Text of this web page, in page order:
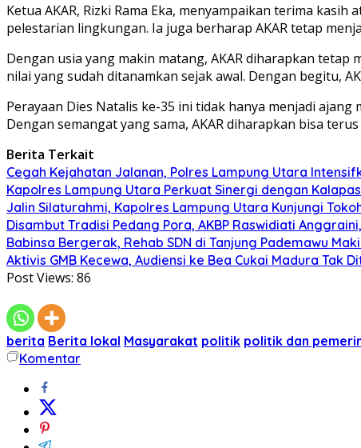
Ketua AKAR, Rizki Rama Eka, menyampaikan terima
pelestarian lingkungan. Ia juga berharap AKAR tetap
Dengan usia yang makin matang, AKAR diharapkan
nilai yang sudah ditanamkan sejak awal. Dengan begitu,
Perayaan Dies Natalis ke-35 ini tidak hanya menjadi
Dengan semangat yang sama, AKAR diharapkan bisa
Berita Terkait
Cegah Kejahatan Jalanan, Polres Lampung Utara
Kapolres Lampung Utara Perkuat Sinergi dengan
Jalin Silaturahmi, Kapolres Lampung Utara Kunjungi
Disambut Tradisi Pedang Pora, AKBP Raswidiati
Babinsa Bergerak, Rehab SDN di Tanjung Pademawu
Aktivis GMB Kecewa, Audiensi ke Bea Cukai Madura Tak
Post Views: 86
berita Berita lokal Masyarakat politik politik dan
Komentar